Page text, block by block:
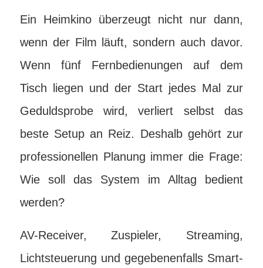
Ein Heimkino überzeugt nicht nur dann,
wenn der Film läuft, sondern auch davor.
Wenn fünf Fernbedienungen auf dem
Tisch liegen und der Start jedes Mal zur
Geduldsprobe wird, verliert selbst das
beste Setup an Reiz. Deshalb gehört zur
professionellen Planung immer die Frage:
Wie soll das System im Alltag bedient
werden?
AV-Receiver, Zuspieler, Streaming,
Lichtsteuerung und gegebenenfalls Smart-